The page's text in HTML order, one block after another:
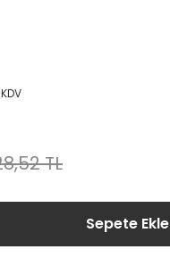
TL
Sepete Ekle